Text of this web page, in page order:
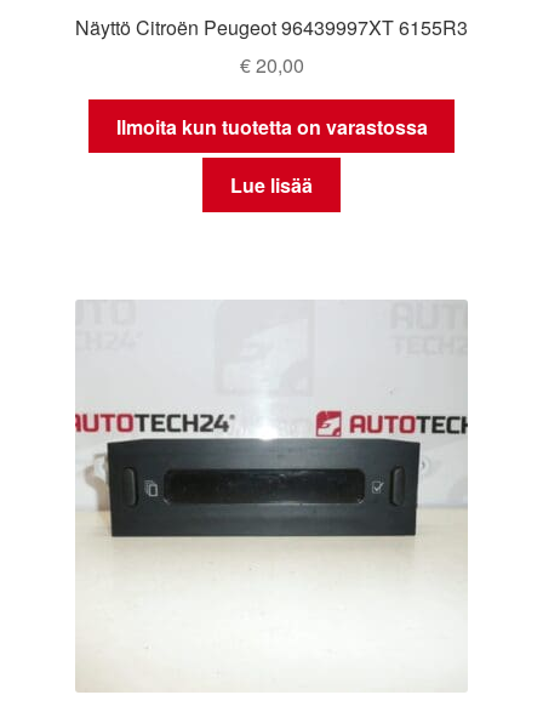
ValituksetNäyttö Citroën Peugeot 96439997XT 6155R3
€20,00
Ilmoita kun tuotetta on varastossa
Lue lisää